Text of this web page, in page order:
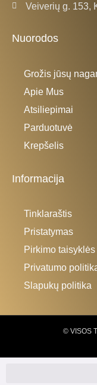
Veiverių g. 153,
Nuorodos
Grožis jūsų
Apie Mus
Atsiliepimai
Parduotuvė
Krepšelis
Informacija
Tinklaraštis
Pristatymas
Pirkimo taisyklės
Privatumo
Slapukų politika
© VISOS